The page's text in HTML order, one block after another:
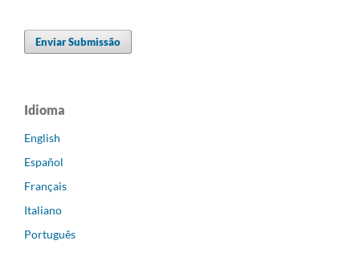
Enviar Submissão
Idioma
English
Español
Français
Italiano
Português